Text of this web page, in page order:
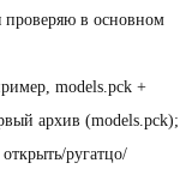
проверяю в основном
models.pck +
архив (models.pck);
ругатцо/